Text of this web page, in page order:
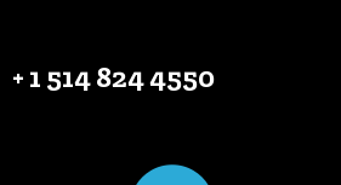
4550 824 514 1 +